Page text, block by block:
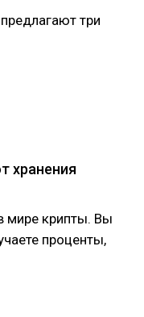
три
хранения
мире крипты. Вы
проценты,